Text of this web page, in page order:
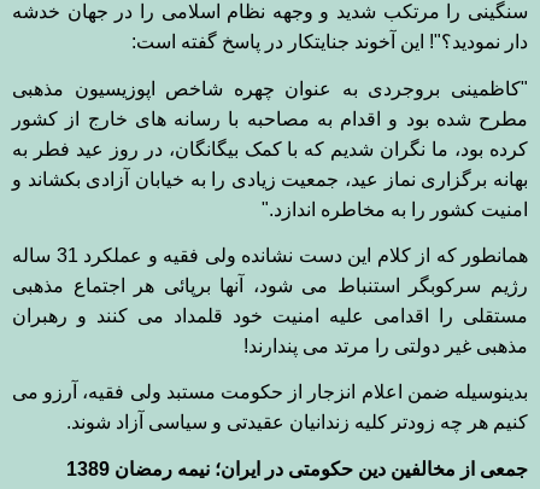
سنگینی را مرتکب شدید و وجهه نظام اسلامی را در جهان خدشه
دار نمودید؟!" این آخوند جنایتکار در پاسخ گفته است:
"کاظمینی بروجردی به عنوان چهره شاخص اپوزیسیون مذهبی
مطرح شده بود و اقدام به مصاحبه با رسانه های خارج از کشور
کرده بود، ما نگران شدیم که با کمک بیگانگان، در روز عید فطر به
بهانه برگزاری نماز عید، جمعیت زیادی را به خیابان آزادی بکشاند و
امنیت کشور را به مخاطره اندازد".
همانطور که از کلام این دست نشانده ولی فقیه و عملکرد 31 ساله
رژیم سرکوبگر استنباط می شود، آنها برپائی هر اجتماع مذهبی
مستقلی را اقدامی علیه امنیت خود قلمداد می کنند و رهبران
مذهبی غیر دولتی را مرتد می پندارند!
بدینوسیله ضمن اعلام انزجار از حکومت مستبد ولی فقیه، آرزو می
کنیم هر چه زودتر کلیه زندانیان عقیدتی و سیاسی آزاد شوند.
جمعی از مخالفین دین حکومتی در ایران؛ نیمه رمضان 1389